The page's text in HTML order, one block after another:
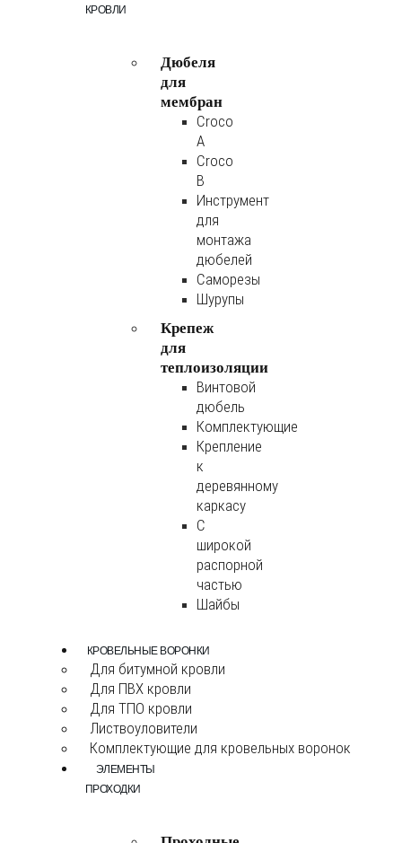
КРОВЛИ
Дюбеля
для
мембран
Croco
A
Croco
B
Инструмент
для
монтажа
дюбелей
Саморезы
Шурупы
Крепеж
для
теплоизоляции
Винтовой
дюбель
Комплектующие
Крепление
к
деревянному
каркасу
С
широкой
распорной
частью
Шайбы
КРОВЕЛЬНЫЕ ВОРОНКИ
Для битумной кровли
Для ПВХ кровли
Для ТПО кровли
Листвоуловители
Комплектующие для кровельных воронок
ЭЛЕМЕНТЫ
ПРОХОДКИ